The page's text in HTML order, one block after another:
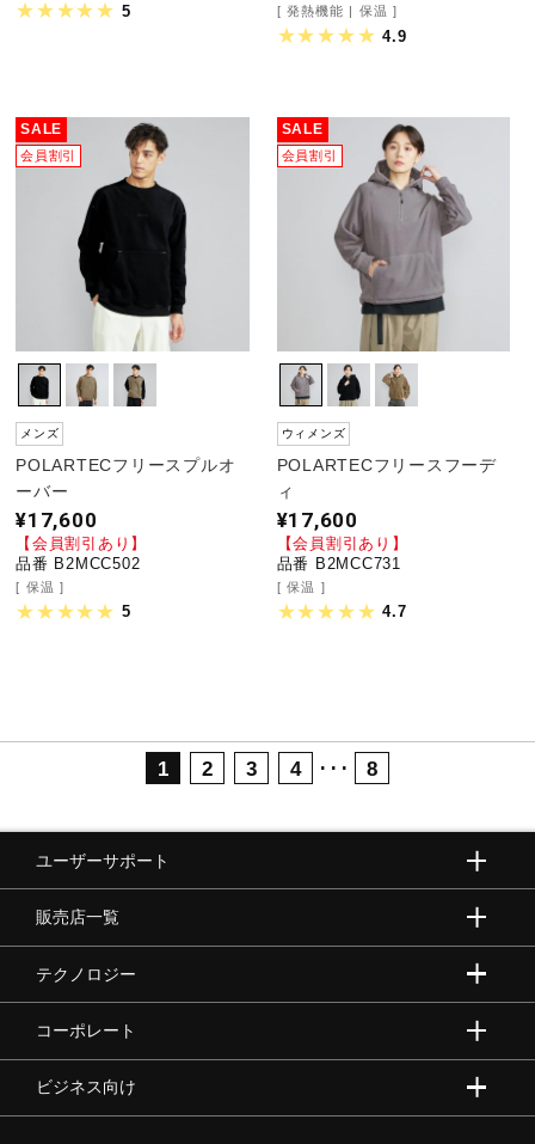
5
発熱機能 保温
4.9
SALE
会員割引
メンズ
POLARTECフリースプルオ
ーバー
¥17,600
【会員割引あり】
品番 B2MCC502
保温
5
SALE
会員割引
ウィメンズ
POLARTECフリースフーデ
ィ
¥17,600
【会員割引あり】
品番 B2MCC731
保温
4.7
1 2 3 4 ･･･ 8
ユーザーサポート
販売店一覧
テクノロジー
コーポレート
ビジネス向け